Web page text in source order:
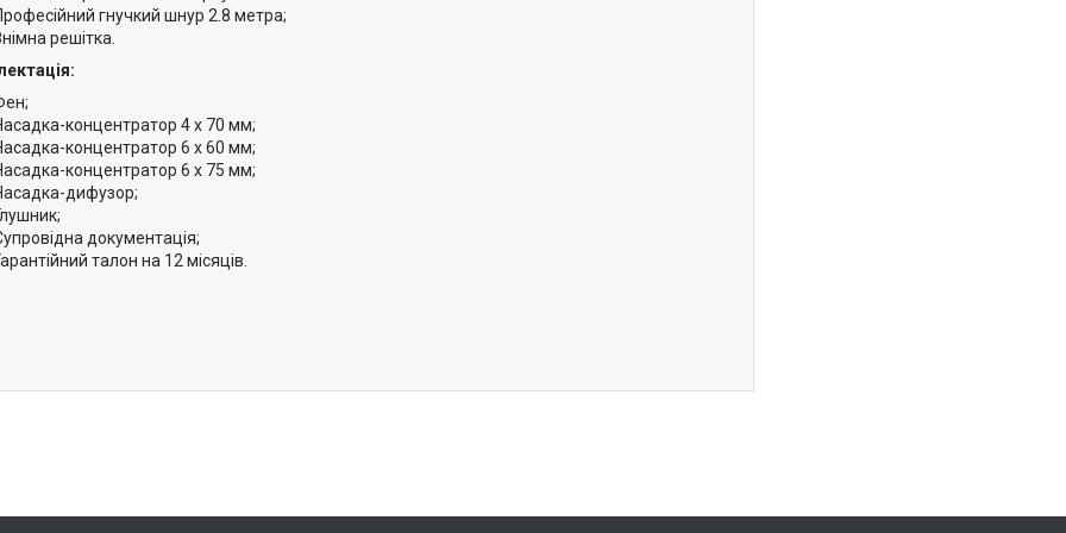
гнучкий шнур 2.8 метра;
решітка.
концентратор 4 x 70 мм;
концентратор 6 x 60 мм;
концентратор 6 x 75 мм;
дифузор;
документація;
талон на 12 місяців.